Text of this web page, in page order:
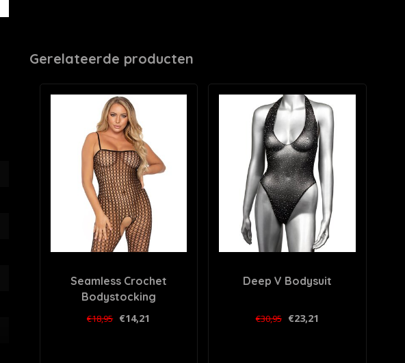
Gerelateerde producten
Seamless Crochet
Bodystocking
€18,95 €14,21
Deep V Bodysuit
€30,95 €23,21